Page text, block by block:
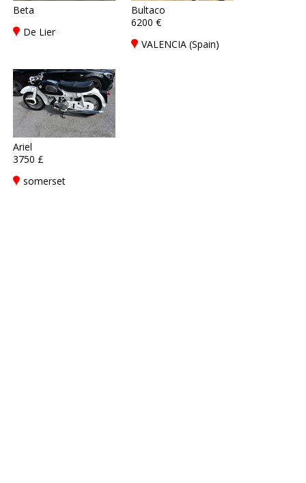
Beta
De Lier
Bultaco
6200 €
VALENCIA (Spain)
Ariel
3750 £
somerset